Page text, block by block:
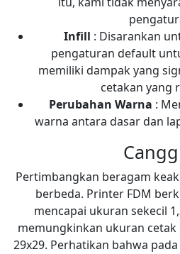
Infill : Disarankan
pengaturan default
memiliki dampak yang
cetakan yang
Perubahan Warna :
warna antara dasar dan
Pertimbangkan beragam
berbeda. Printer FDM
mencapai ukuran sekecil
memungkinkan ukuran cetak
29x29. Perhatikan bahwa